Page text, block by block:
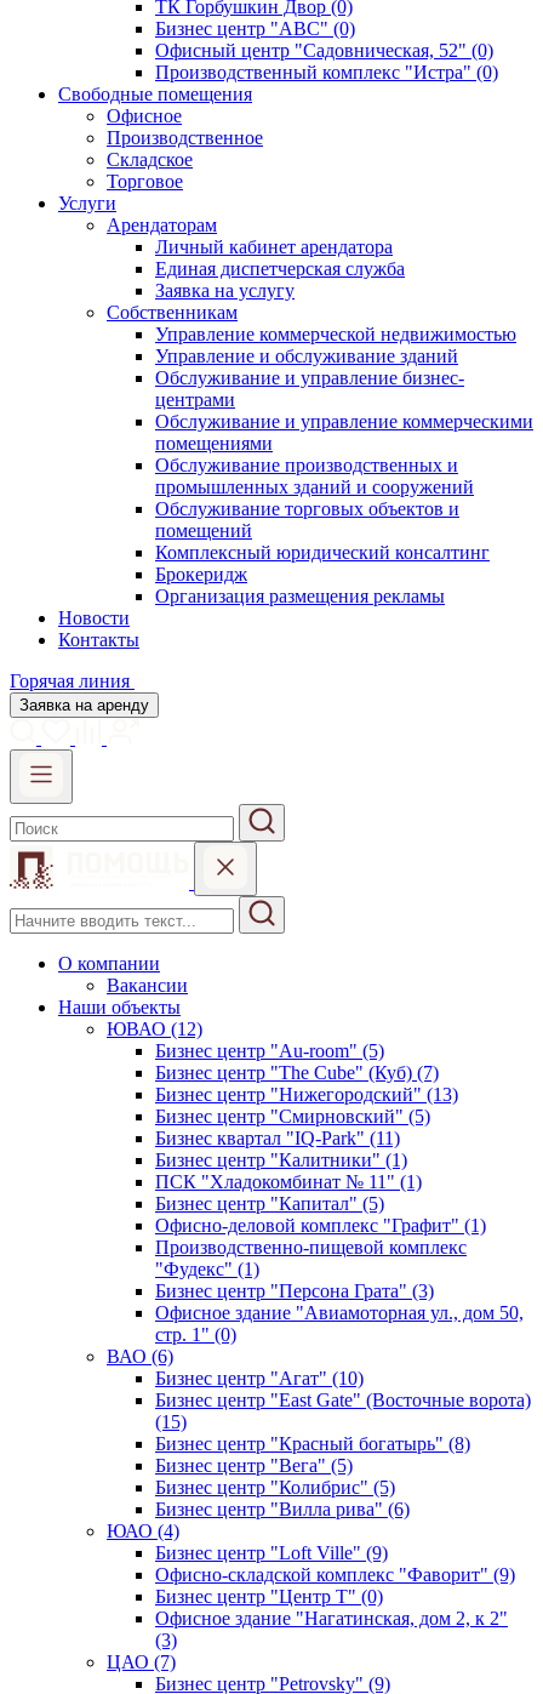
ТК Горбушкин Двор (0)
Бизнес центр "АВС" (0)
Офисный центр "Садовническая, 52" (0)
Производственный комплекс "Истра" (0)
Свободные помещения
Офисное
Производственное
Складское
Торговое
Услуги
Арендаторам
Личный кабинет арендатора
Единая диспетчерская служба
Заявка на услугу
Собственникам
Управление коммерческой недвижимостью
Управление и обслуживание зданий
Обслуживание и управление бизнес-
центрами
Обслуживание и управление коммерческими
помещениями
Обслуживание производственных и
промышленных зданий и сооружений
Обслуживание торговых объектов и
помещений
Комплексный юридический консалтинг
Брокеридж
Организация размещения рекламы
Новости
Контакты
Горячая линия
Заявка на аренду
О компании
Вакансии
Наши объекты
ЮВАО (12)
Бизнес центр "Au-room" (5)
Бизнес центр "The Cube" (Куб) (7)
Бизнес центр "Нижегородский" (13)
Бизнес центр "Смирновский" (5)
Бизнес квартал "IQ-Park" (11)
Бизнес центр "Калитники" (1)
ПСК "Хладокомбинат № 11" (1)
Бизнес центр "Капитал" (5)
Офисно-деловой комплекс "Графит" (1)
Производственно-пищевой комплекс
"Фудекс" (1)
Бизнес центр "Персона Грата" (3)
Офисное здание "Авиамоторная ул., дом 50,
стр. 1" (0)
ВАО (6)
Бизнес центр "Агат" (10)
Бизнес центр "East Gate" (Восточные ворота)
(15)
Бизнес центр "Красный богатырь" (8)
Бизнес центр "Вега" (5)
Бизнес центр "Колибрис" (5)
Бизнес центр "Вилла рива" (6)
ЮАО (4)
Бизнес центр "Loft Ville" (9)
Офисно-складской комплекс "Фаворит" (9)
Бизнес центр "Центр Т" (0)
Офисное здание "Нагатинская, дом 2, к 2"
(3)
ЦАО (7)
Бизнес центр "Petrovsky" (9)